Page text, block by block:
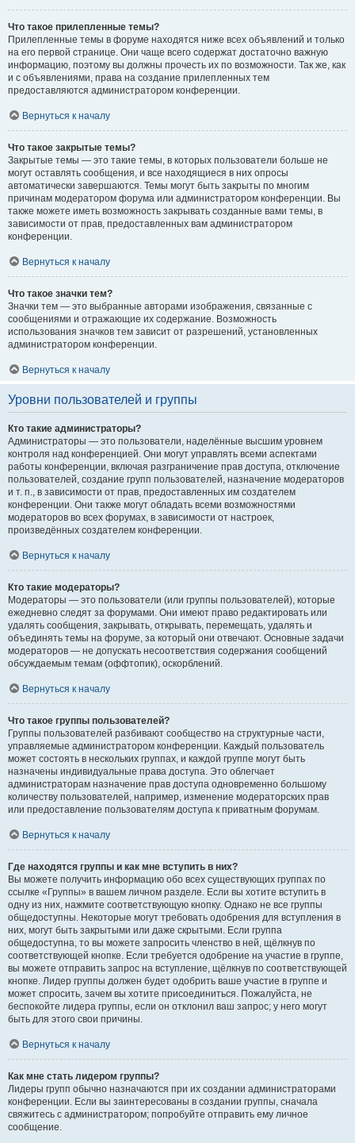
Что такое прилепленные темы?
Прилепленные темы в форуме находятся ниже всех объявлений и только
на его первой странице. Они чаще всего содержат достаточно важную
информацию, поэтому вы должны прочесть их по возможности. Так же, как
и с объявлениями, права на создание прилепленных тем
предоставляются администратором конференции.
Вернуться к началу
Что такое закрытые темы?
Закрытые темы — это такие темы, в которых пользователи больше не
могут оставлять сообщения, и все находящиеся в них опросы
автоматически завершаются. Темы могут быть закрыты по многим
причинам модератором форума или администратором конференции. Вы
также можете иметь возможность закрывать созданные вами темы, в
зависимости от прав, предоставленных вам администратором
конференции.
Вернуться к началу
Что такое значки тем?
Значки тем — это выбранные авторами изображения, связанные с
сообщениями и отражающие их содержание. Возможность
использования значков тем зависит от разрешений, установленных
администратором конференции.
Вернуться к началу
Уровни пользователей и группы
Кто такие администраторы?
Администраторы — это пользователи, наделённые высшим уровнем
контроля над конференцией. Они могут управлять всеми аспектами
работы конференции, включая разграничение прав доступа, отключение
пользователей, создание групп пользователей, назначение модераторов
и т. п., в зависимости от прав, предоставленных им создателем
конференции. Они также могут обладать всеми возможностями
модераторов во всех форумах, в зависимости от настроек,
произведённых создателем конференции.
Вернуться к началу
Кто такие модераторы?
Модераторы — это пользователи (или группы пользователей), которые
ежедневно следят за форумами. Они имеют право редактировать или
удалять сообщения, закрывать, открывать, перемещать, удалять и
объединять темы на форуме, за который они отвечают. Основные задачи
модераторов — не допускать несоответствия содержания сообщений
обсуждаемым темам (оффтопик), оскорблений.
Вернуться к началу
Что такое группы пользователей?
Группы пользователей разбивают сообщество на структурные части,
управляемые администратором конференции. Каждый пользователь
может состоять в нескольких группах, и каждой группе могут быть
назначены индивидуальные права доступа. Это облегчает
администраторам назначение прав доступа одновременно большому
количеству пользователей, например, изменение модераторских прав
или предоставление пользователям доступа к приватным форумам.
Вернуться к началу
Где находятся группы и как мне вступить в них?
Вы можете получить информацию обо всех существующих группах по
ссылке «Группы» в вашем личном разделе. Если вы хотите вступить в
одну из них, нажмите соответствующую кнопку. Однако не все группы
общедоступны. Некоторые могут требовать одобрения для вступления в
них, могут быть закрытыми или даже скрытыми. Если группа
общедоступна, то вы можете запросить членство в ней, щёлкнув по
соответствующей кнопке. Если требуется одобрение на участие в группе,
вы можете отправить запрос на вступление, щёлкнув по соответствующей
кнопке. Лидер группы должен будет одобрить ваше участие в группе и
может спросить, зачем вы хотите присоединиться. Пожалуйста, не
беспокойте лидера группы, если он отклонил ваш запрос; у него могут
быть для этого свои причины.
Вернуться к началу
Как мне стать лидером группы?
Лидеры групп обычно назначаются при их создании администраторами
конференции. Если вы заинтересованы в создании группы, сначала
свяжитесь с администратором; попробуйте отправить ему личное
сообщение.